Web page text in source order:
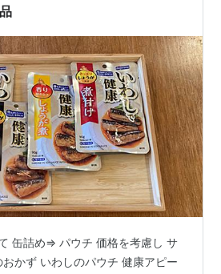
缶詰め⇒ パウチ 価格を考慮し サ
かず いわしのパウチ 健康アピー